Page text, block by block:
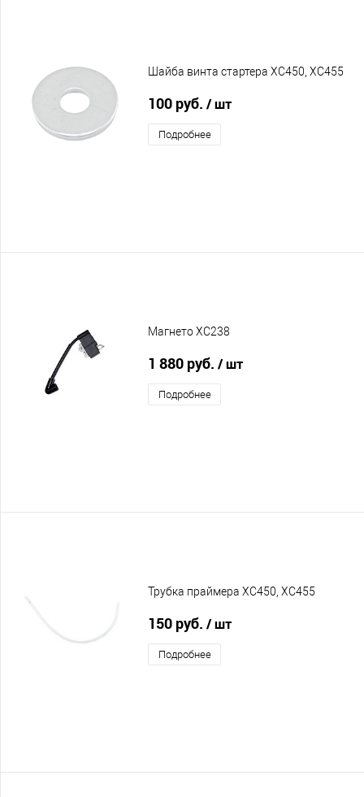
Шайба винта стартера XC450, XC455
100 руб. / шт
Подробнее
Магнето XC238
1 880 руб. / шт
Подробнее
Трубка праймера XC450, XC455
150 руб. / шт
Подробнее